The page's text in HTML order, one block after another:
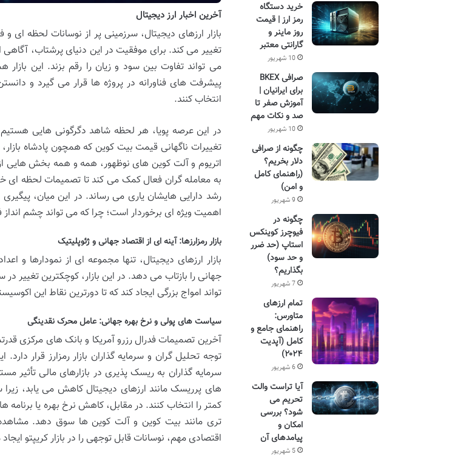
آخرین اخبار ارز دیجیتال
بازار ارزهای دیجیتال، سرزمینی پر از نوسانات لحظه
تغییر می کند. برای موفقیت در این دنیای پرشتاب، آگاهی
می تواند تفاوت بین سود و زیان را رقم بزند. این بازار
پیشرفت های فناورانه در پروژه ها قرار می گیرد و
انتخاب کنند.
در این عرصه پویا، هر لحظه شاهد دگرگونی هایی
تغییرات ناگهانی قیمت بیت کوین که همچون پادشاه
اتریوم و آلت کوین های نوظهور، همه و همه بخش هایی
به معامله گران فعال کمک می کند تا تصمیمات لحظه ای
رشد دارایی هایشان یاری می رساند. در این میان، پیگیری
اهمیت ویژه ای برخوردار است؛ چرا که می تواند چشم انداز
بازار رمزارزها: آینه ای از اقتصاد جهانی و ژئوپلیتیک
بازار ارزهای دیجیتال، تنها مجموعه ای از نمودارها و
جهانی را بازتاب می دهد. در این بازار، کوچکترین
تواند امواج بزرگی ایجاد کند که تا دورترین نقاط این
سیاست های پولی و نرخ بهره جهانی: عامل محرک نقدینگی
آخرین تصمیمات فدرال رزرو آمریکا و بانک های مرکزی
توجه تحلیل گران و سرمایه گذاران بازار رمزارز قرار
سرمایه گذاران به ریسک پذیری در بازارهای مالی تأثیر
های پرریسک مانند ارزهای دیجیتال کاهش می یابد،
کمتر را انتخاب کنند. در مقابل، کاهش نرخ بهره یا
تری مانند بیت کوین و آلت کوین ها سوق دهد.
اقتصادی مهم، نوسانات قابل توجهی را در بازار کریپتو
خرید دستگاه
رمز ارز | قیمت
روز ماینر و
گارانتی معتبر
10 شهریور
صرافی BKEX
برای ایرانیان |
آموزش صفر تا
صد و نکات مهم
10 شهریور
چگونه از صرافی
دلار بخریم؟
(راهنمای کامل
و امن)
9 شهریور
چگونه در
فیوچرز کوینکس
استاپ (حد ضرر
و حد سود)
بگذاریم؟
7 شهریور
تمام ارزهای
متاورس:
راهنمای جامع و
کامل (آپدیت
۲۰۲۴)
6 شهریور
آیا تراست والت
تحریم می
شود؟ بررسی
امکان و
پیامدهای آن
5 شهریور